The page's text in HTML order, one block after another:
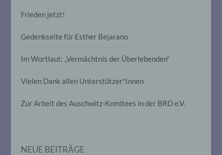
Frieden jetzt!
Gedenkseite für Esther Bejarano
Im Wortlaut: „Vermächtnis der Überlebenden“
Vielen Dank allen Unterstützer*Innen
Zur Arbeit des Auschwitz-Komitees in der BRD e.V.
NEUE BEITRÄGE
Profiling ist jede Art der automatisierten
die darin besteht, dass diese
personenbezogenen Daten verwendet
Aspekte, die sich auf eine natürliche
insbesondere, um Aspekte bezüglich
Interessen, Zuverlässigkeit, Verhalten,